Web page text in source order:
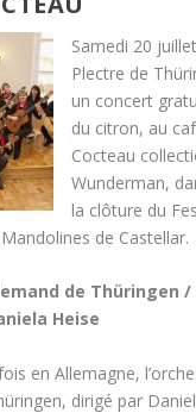
Samedi 20
Plectre de
un concert
du citron, au
Cocteau
Wunderman,
la clôture du
de Castellar.
de Thüringen /
Heise
en Allemagne,
dirigé par